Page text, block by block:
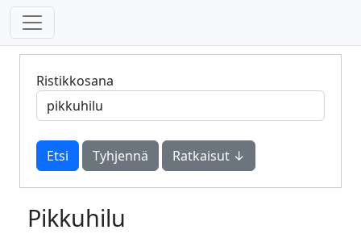
Ristikkosana
Tyhjennä Ratkaisut ↓
Pikkuhilu